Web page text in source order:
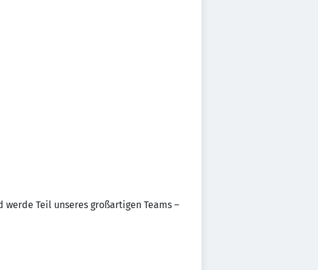
Teil unseres großartigen Teams –